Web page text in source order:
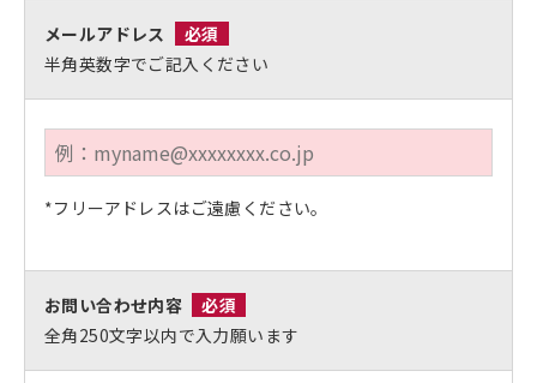
メールアドレス
必須
半角英数字でご記入ください
*フリーアドレスはご遠慮ください。
お問い合わせ内容
必須
全角250文字以内で入力願います